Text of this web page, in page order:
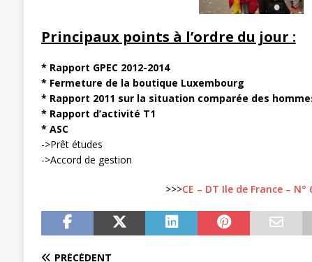
[ 27 avril 2024 ] 1er MAI 2024
Principaux points à l’ordre du jour :
* Rapport GPEC 2012-2014
* Fermeture de la boutique Luxembourg
* Rapport 2011 sur la situation comparée des
* Rapport d’activité T1
* ASC
->Prêt études
->Accord de gestion
>>>CE – DT Ile de France – N°
PRÉCÉDENT